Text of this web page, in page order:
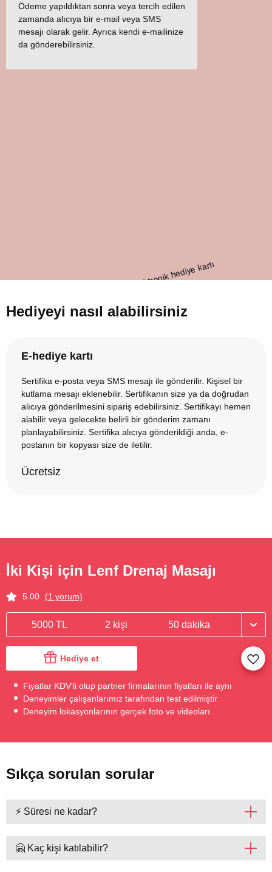
Ödeme yapıldıktan sonra veya tercih edilen
zamanda alıcıya bir e-mail veya SMS
mesajı olarak gelir. Ayrıca kendi e-mailinize
da gönderebilirsiniz.
Hediyeyi nasıl alabilirsiniz
E-hediye kartı
Sertifika e-posta veya SMS mesajı ile gönderilir. Kişisel bir
kutlama mesajı eklenebilir. Sertifikanın size ya da doğrudan
alıcıya gönderilmesini sipariş edebilirsiniz. Sertifikayı hemen
alabilir veya gelecekte belirli bir gönderim zamanı
planlayabilirsiniz. Sertifika alıcıya gönderildiği anda, e-
postanın bir kopyası size de iletilir.
Ücretsiz
İki Kişi için Lenf Drenaj Masajı
5.00 (1 yorum)
5000 TL 2 kişi 50 dakika
Hediye et
Fiyatlar KDV'li olup partner firmalarının fiyatları ile aynı
Deneyimler çalışanlarımız tarafından test edilmiştir
Deneyim lokasyonlarının gerçek foto ve videoları
Sıkça sorulan sorular
⚡ Süresi ne kadar?
🤗 Kaç kişi katılabilir?